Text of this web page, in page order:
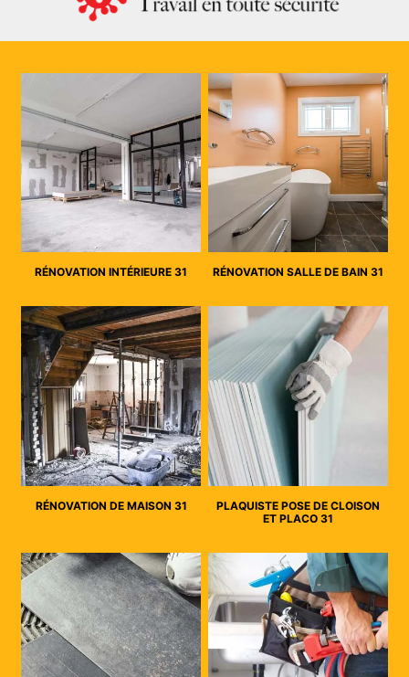
RÉNOVATION INTÉRIEURE 31 RÉNOVATION SALLE DE BAIN 31
RÉNOVATION DE MAISON 31
PLAQUISTE POSE DE CLOISON
ET PLACO 31